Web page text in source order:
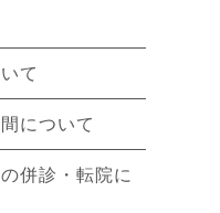
て
について
併診・転院に